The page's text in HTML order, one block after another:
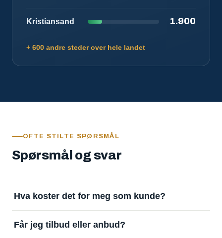
Kristiansand 1.900
+ 600 andre steder over hele landet
OFTE STILTE SPØRSMÅL
Spørsmål og svar
Hva koster det for meg som kunde?
å motta svar. Tjenesten finansieres av
Får jeg tilbud eller anbud?